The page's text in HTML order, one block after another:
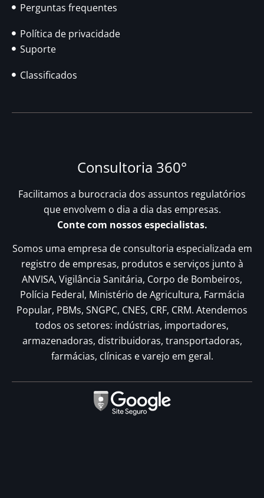
Perguntas frequentes
Política de privacidade
Suporte
Classificados
Consultoria 360°
Facilitamos a burocracia dos assuntos regulatórios
que envolvem o dia a dia das empresas.
Conte com nossos especialistas.
Somos uma empresa de consultoria especializada em
registro de empresas, produtos e serviços junto à
ANVISA, Vigilância Sanitária, Corpo de Bombeiros,
Polícia Federal, Ministério de Agricultura, Farmácia
Popular, PBMs, SNGPC, CNES, CRF, CRM. Atendemos
todos os setores: indústrias, importadores,
armazenadoras, distribuidoras, transportadoras,
farmácias, clínicas e varejo em geral.